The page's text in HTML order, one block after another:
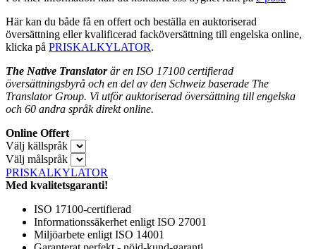
Här kan du både få en offert och beställa en auktoriserad
översättning eller kvalificerad facköversättning till engelska online,
klicka på PRISKALKYLATOR.
The Native Translatorär en ISO 17100 certifierad
översättningsbyrå och en del av den Schweiz baserade The
Translator Group. Vi utför auktoriserad översättning till engelska
och 60 andra språk direkt online.
Online Offert
Välj källspråk
Välj målspråk
PRISKALKYLATOR
Med kvalitetsgaranti!
ISO 17100-certifierad
Informationssäkerhet enligt ISO 27001
Miljöarbete enligt ISO 14001